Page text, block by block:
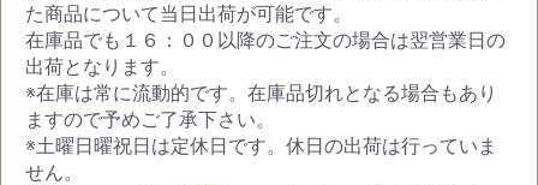
た商品について当日出荷が可能です。
在庫品でも１６：００以降のご注文の場合は翌営業日の
出荷となります。
※在庫は常に流動的です。在庫品切れとなる場合もあり
ますので予めご了承下さい。
※土曜日曜祝日は定休日です。休日の出荷は行っていま
せん。